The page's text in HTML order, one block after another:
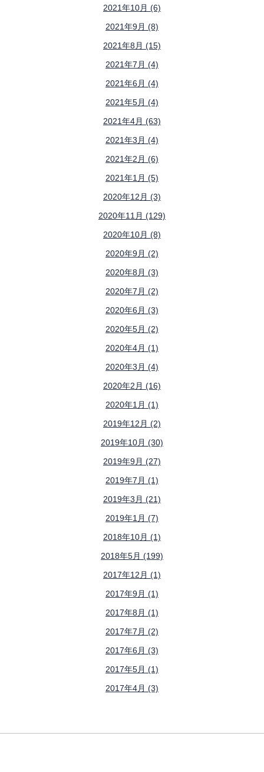
2021年10月 (6)
2021年9月 (8)
2021年8月 (15)
2021年7月 (4)
2021年6月 (4)
2021年5月 (4)
2021年4月 (63)
2021年3月 (4)
2021年2月 (6)
2021年1月 (5)
2020年12月 (3)
2020年11月 (129)
2020年10月 (8)
2020年9月 (2)
2020年8月 (3)
2020年7月 (2)
2020年6月 (3)
2020年5月 (2)
2020年4月 (1)
2020年3月 (4)
2020年2月 (16)
2020年1月 (1)
2019年12月 (2)
2019年10月 (30)
2019年9月 (27)
2019年7月 (1)
2019年3月 (21)
2019年1月 (7)
2018年10月 (1)
2018年5月 (199)
2017年12月 (1)
2017年9月 (1)
2017年8月 (1)
2017年7月 (2)
2017年6月 (3)
2017年5月 (1)
2017年4月 (3)